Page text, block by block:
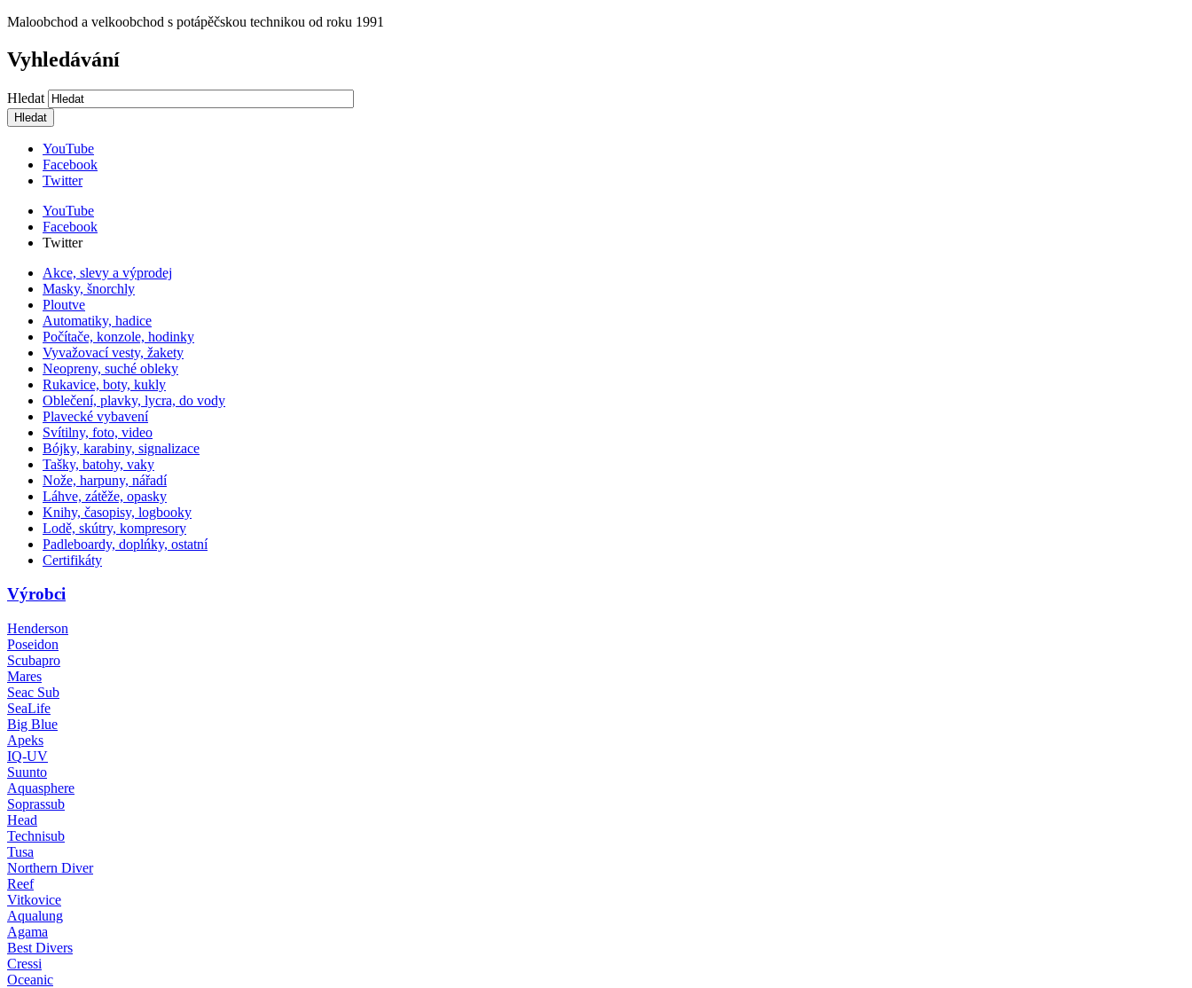
Maloobchod a velkoobchod s potápěčskou technikou od roku 1991
Vyhledávání
Hledat
YouTube
Facebook
Twitter
YouTube
Facebook
Twitter
Akce, slevy a výprodej
Masky, šnorchly
Ploutve
Automatiky, hadice
Počítače, konzole, hodinky
Vyvažovací vesty, žakety
Neopreny, suché obleky
Rukavice, boty, kukly
Oblečení, plavky, lycra, do vody
Plavecké vybavení
Svítilny, foto, video
Bójky, karabiny, signalizace
Tašky, batohy, vaky
Nože, harpuny, nářadí
Láhve, zátěže, opasky
Knihy, časopisy, logbooky
Lodě, skútry, kompresory
Padleboardy, doplńky, ostatní
Certifikáty
Výrobci
Henderson
Poseidon
Scubapro
Mares
Seac Sub
SeaLife
Big Blue
Apeks
IQ-UV
Suunto
Aquasphere
Soprassub
Head
Technisub
Tusa
Northern Diver
Reef
Vitkovice
Aqualung
Agama
Best Divers
Cressi
Oceanic